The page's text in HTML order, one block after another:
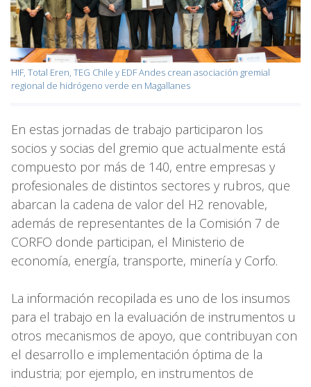
HIF, Total Eren, TEG Chile y EDF Andes crean asociación gremial
regional de hidrógeno verde en Magallanes
En estas jornadas de trabajo participaron los
socios y socias del gremio que actualmente está
compuesto por más de 140, entre empresas y
profesionales de distintos sectores y rubros, que
abarcan la cadena de valor del H2 renovable,
además de representantes de la Comisión 7 de
CORFO donde participan, el Ministerio de
economía, energía, transporte, minería y Corfo.
La información recopilada es uno de los insumos
para el trabajo en la evaluación de instrumentos u
otros mecanismos de apoyo, que contribuyan con
el desarrollo e implementación óptima de la
industria; por ejemplo, en instrumentos de